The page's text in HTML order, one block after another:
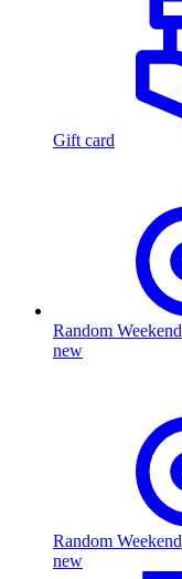
Gift card
Random Weekend
new
Random Weekend
new